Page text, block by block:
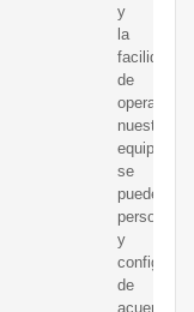
y
la
facilidad
de
operación,
nuestro
equipo
se
puede
y
configurar
de
acuerdo